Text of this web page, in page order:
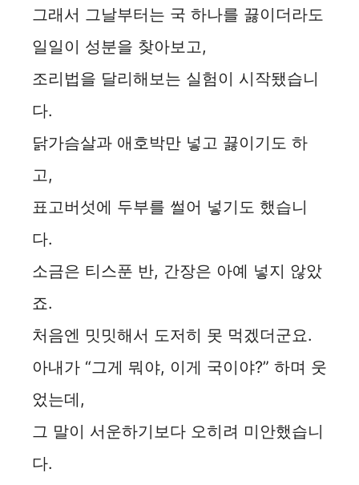
그래서 그날부터는 국 하나를 끓이더라도
일일이 성분을 찾아보고,
조리법을 달리해보는 실험이 시작됐습니
다.
닭가슴살과 애호박만 넣고 끓이기도 하
고,
표고버섯에 두부를 썰어 넣기도 했습니
다.
소금은 티스푼 반, 간장은 아예 넣지 않았
죠.
처음엔 밋밋해서 도저히 못 먹겠더군요.
아내가 “그게 뭐야, 이게 국이야?” 하며 웃
었는데,
그 말이 서운하기보다 오히려 미안했습니
다.